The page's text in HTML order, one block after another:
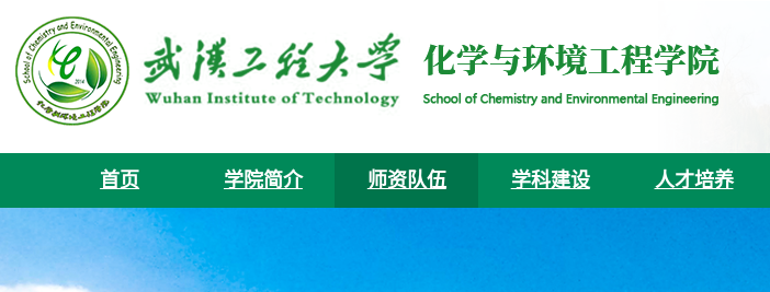
首页 学院简介 师资队伍 学科建设 人才培养